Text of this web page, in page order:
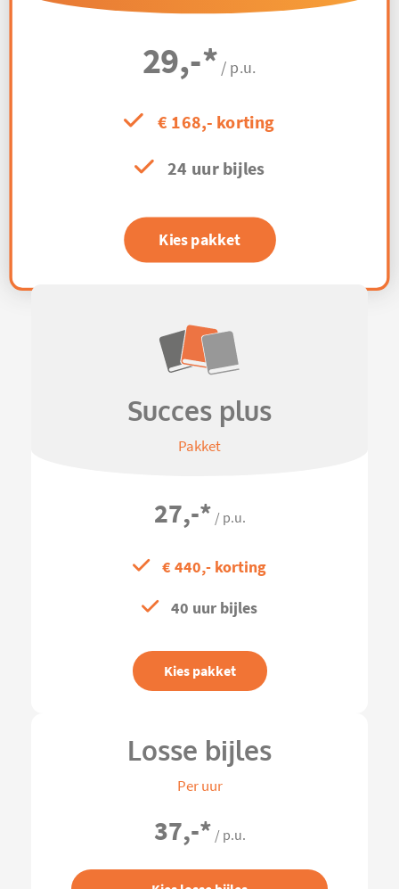
29,-* / p.u.
€ 168,- korting
24 uur bijles
Kies pakket
Succes plus
Pakket
27,-* / p.u.
€ 440,- korting
40 uur bijles
Kies pakket
Losse bijles
Per uur
37,-* / p.u.